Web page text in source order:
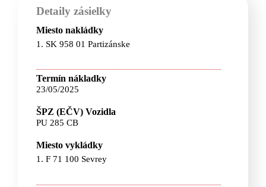
Detaily zásielky
Miesto nakládky
1. SK 958 01 Partizánske
Termín nákladky
23/05/2025
ŠPZ (EČV) Vozidla
PU 285 CB
Miesto vykládky
1. F 71 100 Sevrey